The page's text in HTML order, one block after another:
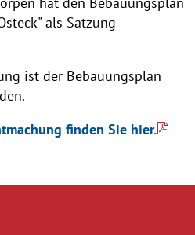
als Satzung
ist der Bebauungsplan
finden Sie hier.